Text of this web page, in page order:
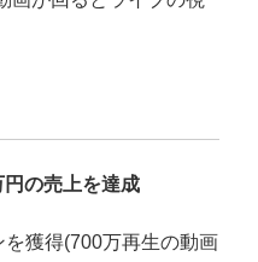
の売上を達成
獲得(700万再生の動画